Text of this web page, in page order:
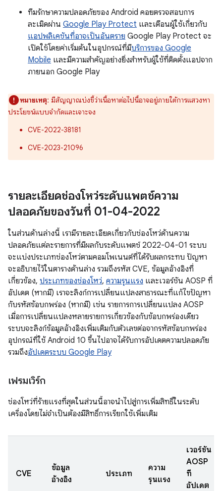
ทีมรักษาความปลอดภัยของ Android คอยตรวจสอบการ
ละเมิดผ่าน Google Play Protect และเตือนผู้ใช้เกี่ยวกับ
แอปพลิเคชันที่อาจเป็นอันตราย Google Play Protect จะ
เปิดใช้โดยค่าเริ่มต้นในอุปกรณ์ที่มีบริการของ Google
Mobile และมีความสำคัญอย่างยิ่งสำหรับผู้ใช้ที่ติดตั้งแอปจาก
ภายนอก Google Play
หมายเหตุ: มีสัญญาณบ่งชี้ว่าเนื้อหาต่อไปนี้อาจอยู่ภายใต้การแสวงหา
ประโยชน์แบบจำกัดและเจาะจง
CVE-2022-38181
CVE-2023-21096
รายละเอียดช่องโหว่ระดับแพตช์ความ
ปลอดภัยของวันที่ 01-04-2022
ในส่วนด้านล่างนี้ เรามีรายละเอียดเกี่ยวกับช่องโหว่ด้านความ
ปลอดภัยแต่ละรายการที่มีผลกับระดับแพตช์ 2022-04-01 ระบบ
จะแบ่งประเภทช่องโหว่ตามคอมโพเนนต์ที่ได้รับผลกระทบ ปัญหา
จะอธิบายไว้ในตารางด้านล่าง รวมถึงรหัส CVE, ข้อมูลอ้างอิงที่
เกี่ยวข้อง, ประเภทของช่องโหว่, ความรุนแรง และเวอร์ชัน AOSP ที่
อัปเดต (หากมี) เราจะลิงก์การเปลี่ยนแปลงสาธารณะที่แก้ไขปัญหา
กับรหัสข้อบกพร่อง (หากมี) เช่น รายการการเปลี่ยนแปลง AOSP
เมื่อการเปลี่ยนแปลงหลายรายการเกี่ยวข้องกับข้อบกพร่องเดียว
ระบบจะลิงก์ข้อมูลอ้างอิงเพิ่มเติมกับตัวเลขต่อจากรหัสข้อบกพร่อง
อุปกรณ์ที่ใช้ Android 10 ขึ้นไปอาจได้รับการอัปเดตความปลอดภัย
รวมถึงอัปเดตระบบ Google Play
เฟรมเวิร์ก
ช่องโหว่ที่ร้ายแรงที่สุดในส่วนนี้อาจนำไปสู่การเพิ่มสิทธิ์ในระดับ
เครื่องโดยไม่จำเป็นต้องมีสิทธิ์การเรียกใช้เพิ่มเติม
CVE
ข้อมูล
อ้างอิง
ประเภท
ความ
รุนแรง
เวอร์ชัน
AOSP
ที่
อัปเดต